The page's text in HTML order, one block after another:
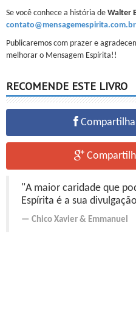
Se você conhece a história de Walter
contato@mensagemespirita.com.br
Publicaremos com prazer e
melhorar o Mensagem Espírita!!
RECOMENDE ESTE LIVRO
"A maior caridade que
Espírita é a sua
Chico Xavier & Emmanuel